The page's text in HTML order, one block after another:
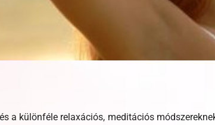
a különféle relaxációs, meditációs